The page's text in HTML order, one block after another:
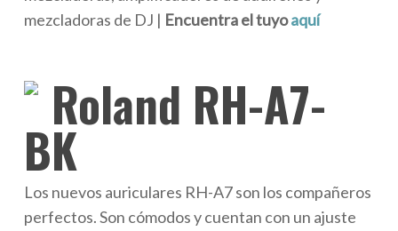
mezcladoras de DJ | Encuentra el tuyoaquí
Roland RH-A7-
BK
Los nuevos auriculares RH-A7 son los compañeros
perfectos. Son cómodos y cuentan con un ajuste